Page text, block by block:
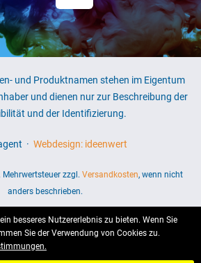
und Produktnamen stehen im Eigentum
und dienen nur zur Beschreibung der
und der Identifizierung.
· Webdesign: ideenwert
zzgl. Versandkosten, wenn nicht
anders beschrieben.
besseres Nutzererlebnis zu bieten. Wenn Sie
Sie der Verwendung von Cookies zu.